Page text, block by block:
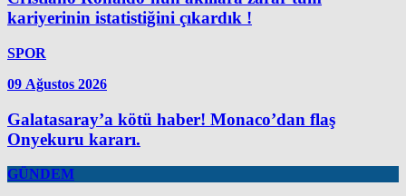
kariyerinin istatistiğini çıkardık !
SPOR
09 Ağustos 2026
Galatasaray’a kötü haber! Monaco’dan flaş
Onyekuru kararı.
GÜNDEM